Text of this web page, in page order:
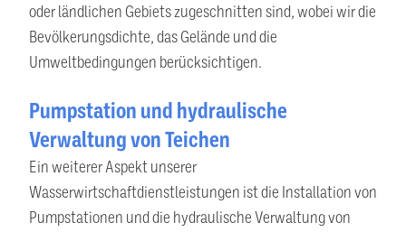
oder ländlichen Gebiets zugeschnitten sind, wobei wir die
Bevölkerungsdichte, das Gelände und die
Umweltbedingungen berücksichtigen.
Pumpstation und hydraulische
Verwaltung von Teichen
Ein weiterer Aspekt unserer
Wasserwirtschaftdienstleistungen ist die Installation von
Pumpstationen und die hydraulische Verwaltung von